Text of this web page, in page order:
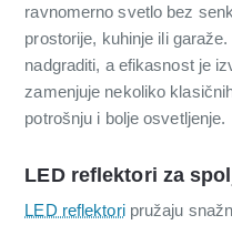
ravnomerno svetlo bez
prostorije, kuhinje ili
nadgraditi, a efikasnost je
zamenjuje nekoliko
potrošnju i bolje osvetljenje.
LED reflektori za
LED reflektoripružaju